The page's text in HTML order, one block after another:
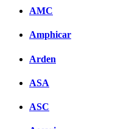
AMC
Amphicar
Arden
ASA
ASC